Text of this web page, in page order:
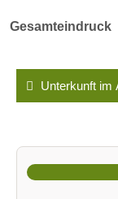
Gesamteindruck
Unterkunft im